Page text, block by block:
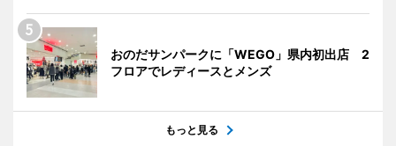
おのだサンパークに「WEGO」県内初出店 2
フロアでレディースとメンズ
もっと見る